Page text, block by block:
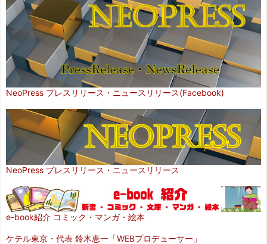
NeoPress プレスリリース・ニュースリリース(Facebook)
NeoPress プレスリリース・ニュースリリース
e-book紹介 コミック・マンガ・絵本
ケテル東京・代表 鈴木恵一「WEBプロデューサー」